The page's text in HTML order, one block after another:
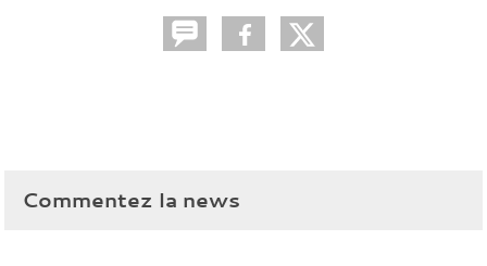
Commentez la news